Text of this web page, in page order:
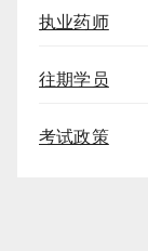
执业药师
往期学员
考试政策